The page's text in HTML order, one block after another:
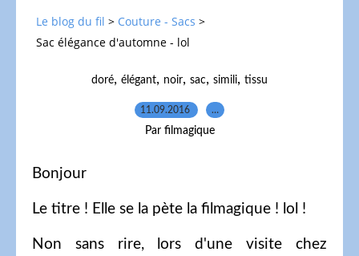
Le blog du fil > Couture - Sacs >
Sac élégance d'automne - lol
doré, élégant, noir, sac, simili, tissu
11.09.2016 …
Par filmagique
Bonjour
Le titre ! Elle se la pète la filmagique ! lol !
Non sans rire, lors d'une visite chez